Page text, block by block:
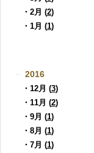
・2月 (2)
・1月 (1)
2016
・12月 (3)
・11月 (2)
・9月 (1)
・8月 (1)
・7月 (1)